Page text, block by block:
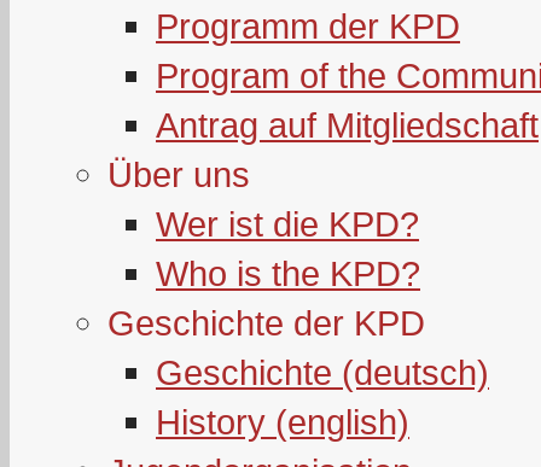
Programm der KPD
Program of the
Antrag auf Mitgliedschaft
Über uns
Wer ist die KPD?
Who is the KPD?
Geschichte der KPD
Geschichte (deutsch)
History (english)